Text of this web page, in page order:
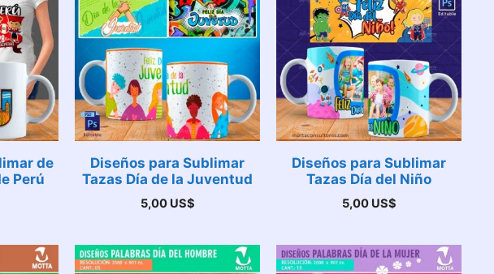
de
Perú
Diseños para Sublimar
Tazas Día de la Juventud
5,00 US$
Diseños para Sublimar
Tazas Día del Niño
5,00 US$